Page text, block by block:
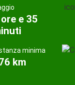
e 35
minima
km